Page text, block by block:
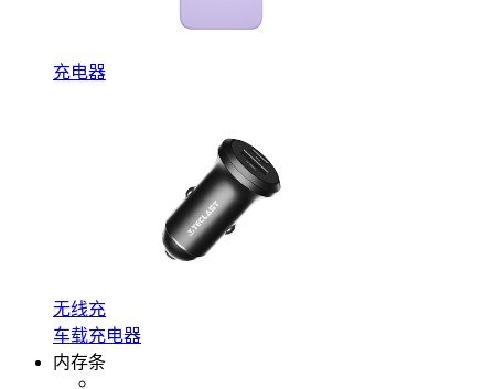
充电器
无线充
车载充电器
内存条